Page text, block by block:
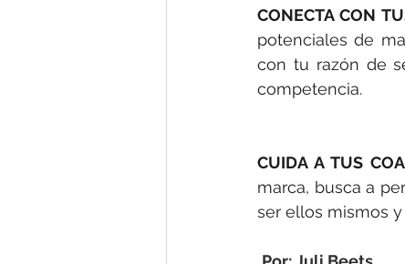
CONECTA CON
potenciales de
con tu razón de
competencia.
CUIDA A TUS
marca, busca a
ser ellos mismos